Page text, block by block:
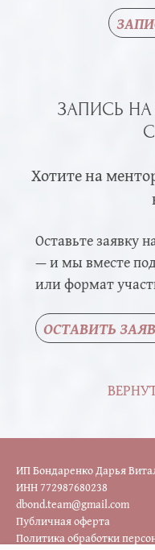
ЗАПИСЬ НА
Хотите на
Оставьте заявку
— и мы вместе
или формат
ОСТАВИТЬ
ИП Бондаренко Дарья
ИНН 772987680238
dbond.team@gmail.com
Публичная оферта
Политика обработки